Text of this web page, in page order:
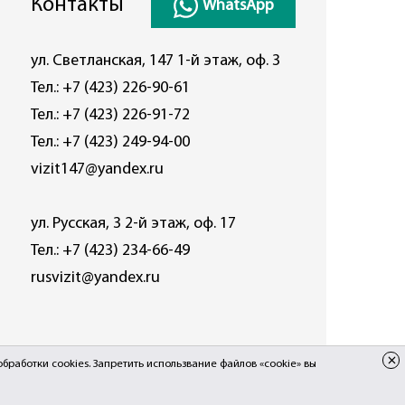
Контакты WhatsApp
ул. Светланская, 147 1-й этаж, оф. 3
Тел.: +7 (423) 226-90-61
Тел.: +7 (423) 226-91-72
Тел.: +7 (423) 249-94-00
vizit147@yandex.ru
ул. Русская, 3 2-й этаж, оф. 17
Тел.: +7 (423) 234-66-49
rusvizit@yandex.ru
cookies. Запретить использвание файлов «cookie» вы